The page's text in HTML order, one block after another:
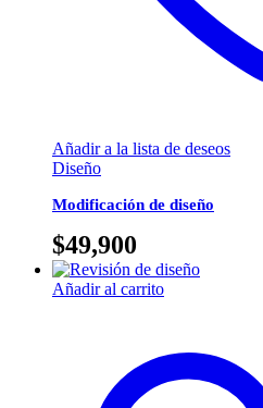
Añadir a la lista de deseos
Diseño
Modificación de diseño
$49,900
Añadir al carrito